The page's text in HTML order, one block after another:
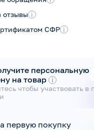
отзывы i
СФР i
персональную
на товар i
чтобы участвовать в
первую покупку